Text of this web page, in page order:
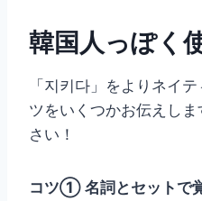
韓国人っぽく
「지키다」をよりネイ
ツをいくつかお伝えし
さい！
コツ① 名詞とセットで